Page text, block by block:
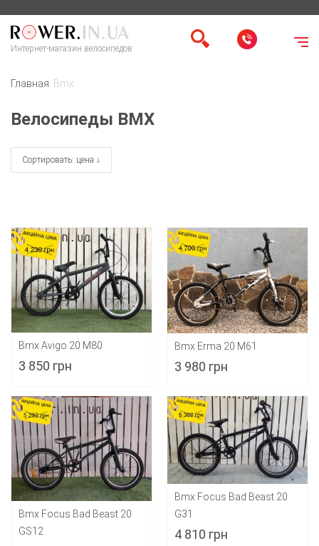
Интернет-магазин велосипедов
Главная Bmx
Велосипеды BMX
Сортировать: цена ↓
Bmx Avigo 20 M80
3 850 грн
Bmx Erma 20 M61
3 980 грн
Bmx Focus Bad Beast 20
GS12
Bmx Focus Bad Beast 20
G31
4 810 грн